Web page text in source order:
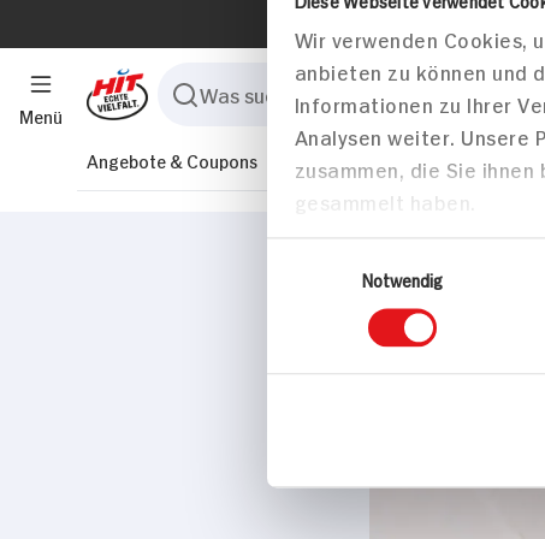
Menü
Angebote & Coupons Sortiment Marktfinder